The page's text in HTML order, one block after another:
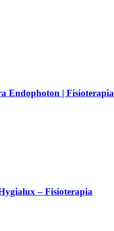
Endophoton | Fisioterapia
– Fisioterapia